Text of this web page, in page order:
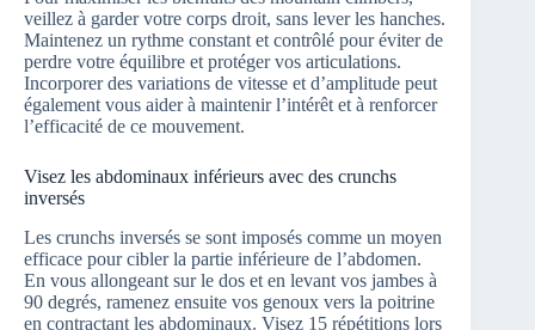
veillez à garder votre corps droit, sans lever les hanches.
Maintenez un rythme constant et contrôlé pour éviter de
perdre votre équilibre et protéger vos articulations.
Incorporer des variations de vitesse et d’amplitude peut
également vous aider à maintenir l’intérêt et à renforcer
l’efficacité de ce mouvement.
Visez les abdominaux inférieurs avec des crunchs
inversés
Les crunchs inversés se sont imposés comme un moyen
efficace pour cibler la partie inférieure de l’abdomen.
En vous allongeant sur le dos et en levant vos jambes à
90 degrés, ramenez ensuite vos genoux vers la poitrine
en contractant les abdominaux. Visez 15 répétitions lors